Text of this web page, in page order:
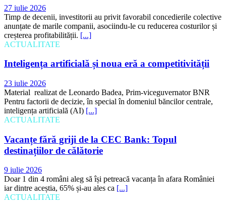
27 iulie 2026
Timp de decenii, investitorii au privit favorabil concedierile colective
anunțate de marile companii, asociindu-le cu reducerea costurilor și
creșterea profitabilității. [...]
ACTUALITATE
Inteligența artificială și noua eră a competitivității
23 iulie 2026
Material realizat de Leonardo Badea, Prim-viceguvernator BNR
Pentru factorii de decizie, în special în domeniul băncilor centrale,
inteligența artificială (AI) [...]
ACTUALITATE
Vacanțe fără griji de la CEC Bank: Topul
destinațiilor de călătorie
9 iulie 2026
Doar 1 din 4 români aleg să își petreacă vacanța în afara României
iar dintre aceștia, 65% și-au ales ca [...]
ACTUALITATE